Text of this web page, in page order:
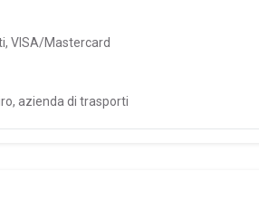
VISA/Mastercard
azienda di trasporti